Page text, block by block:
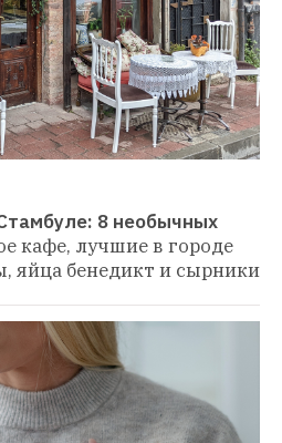
8 необычных
кафе, лучшие в городе
яйца бенедикт и сырники